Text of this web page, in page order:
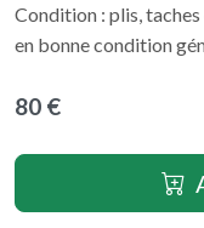
Condition : plis,
en bonne condition
80 €